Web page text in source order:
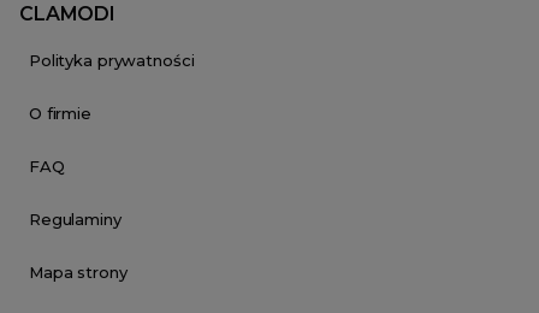
CLAMODI
Polityka prywatności
O firmie
FAQ
Regulaminy
Mapa strony